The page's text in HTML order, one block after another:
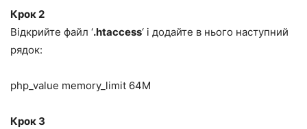
Крок 2
Відкрийте файл ‘.htaccess‘ і додайте в нього наступний
рядок:
php_value memory_limit 64M
Крок 3